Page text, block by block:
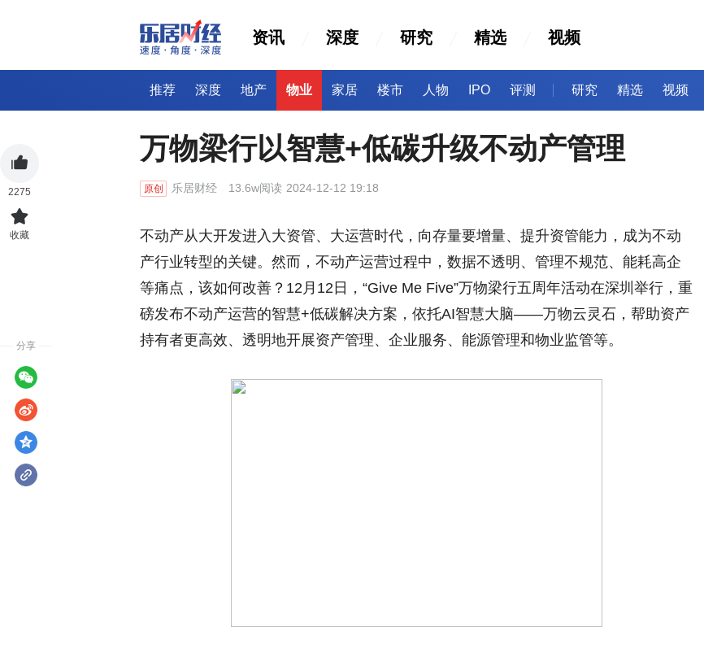
资讯 深度 研究 精选 视频
推荐 深度 地产 物业 家居 楼市 人物 IPO 评测 研究 精选 视频
万物梁行以智慧+低碳升级不动产管理
原创 乐居财经 13.6w阅读 2024-12-12 19:18
不动产从大开发进入大资管、大运营时代，向存量要增量、提升资管能力，成为不动
产行业转型的关键。然而，不动产运营过程中，数据不透明、管理不规范、能耗高企
等痛点，该如何改善？12月12日，“Give Me Five”万物梁行五周年活动在深圳举行，重
磅发布不动产运营的智慧+低碳解决方案，依托AI智慧大脑——万物云灵石，帮助资产
持有者更高效、透明地开展资产管理、企业服务、能源管理和物业监管等。
2275
收藏
分享